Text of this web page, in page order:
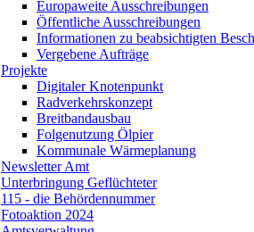
Europaweite Ausschreibungen
Öffentliche Ausschreibungen
Informationen zu beabsichtigten
Vergebene Aufträge
Projekte
Digitaler Knotenpunkt
Radverkehrskonzept
Breitbandausbau
Folgenutzung Ölpier
Kommunale Wärmeplanung
Newsletter Amt
Unterbringung Geflüchteter
115 - die Behördennummer
Fotoaktion 2024